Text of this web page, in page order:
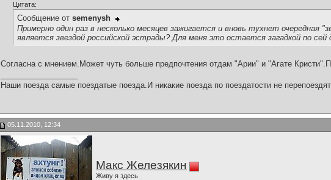
Цитата:
Сообщение от semenysh
Примерно один раз в несколько месяцев зажигается и вновь тухнет очередная
является звездой российской эстрады? Для меня это остается загадкой по сей
Согласна с мнением.Может чуть больше предпочтения отдам "Арии" и "Агате
Наши поезда самые поездатые поезда.И никакие поезда по поездатости не
05.11.2010, 12:34
Макс Железякин
Живу я здесь